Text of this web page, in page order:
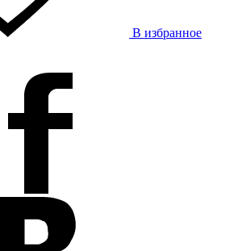
В избранное